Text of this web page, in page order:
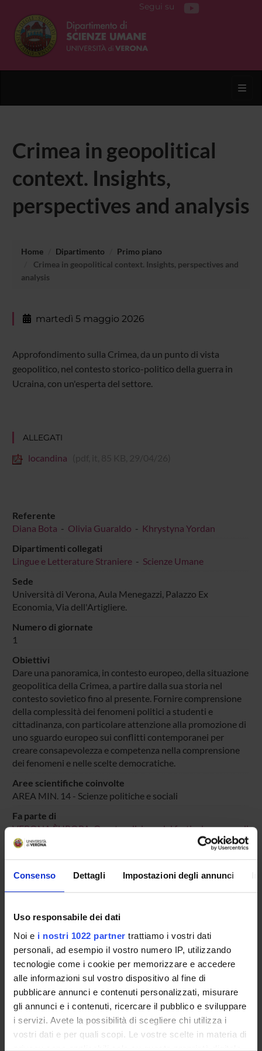
Consenso Dettagli Impostazioni degli annunci
Uso responsabile dei dati
Noi e i nostri 1022 partner trattiamo i vostri dati
personali, ad esempio il vostro numero IP, utilizzando
tecnologie come i cookie per memorizzare e accedere
alle informazioni sul vostro dispositivo al fine di
pubblicare annunci e contenuti personalizzati, misurare
gli annunci e i contenuti, ricercare il pubblico e sviluppare
i servizi. Avete la possibilità di scegliere chi utilizza i
vostri dati e per quali scopi. Le vostre scelte in materia di
privacy sono applicabili solo su questa proprietà digitale
Segui su
Crimea in geopolitical
context. Insights,
perspectives and analysis
Home Dipartimento
Primo piano
Crimea in geopolitical context. Insights, perspectives and
analysis
martedì 5 maggio 2026
Approfondimento sulla Crimea, da un punto di vista
geopolitico, nel contesto storico-politico della guerra in
Ucraina, con un'esperta del settore.
ALLEGATI
locandina
Referente
Diana Bota - Olivia Guaraldo - Khrystyna Yordan
Dipartimenti collegati
Lingue e Letterature Straniere - Scienze Umane
Sede
Università di Verona, Aula Menegazzi, Palazzo Ex
Economia, Via dell'Artigliere.
Numero di giornate
1
Obiettivi
Dare una panoramica, in contesto europeo, della situazione
geopolitica della Crimea, a partire dalla sua storia nel
contesto sovietico fino al presente. Fornire comprensione
della complessità dei fenomeni politici a studenti e
cittadinanza, con particolare attenzione alla promozione di
uno sguardo europeo sui conflitti contemporanei per
creare consapevolezza e competenza nella comprensione
dei fenomeni e nelle scelte democratiche.
Aree scientifiche coinvolte
AREA MIN. 14 - Scienze politiche e sociali
Fa parte di
VERONA ÈUROPA. Quarta edizione del festival europeo di
Verona
Categoria prevalente
Organizzazione di concerti, spettacoli teatrali, rassegne
Organizzazione di concerti, spettacoli teatrali, rassegne
eventi di pubblica utilità aperti alla comunità
Sustainable Development Goals - SDGs
Questa iniziativa contribuisce al perseguimento degli
Obiettivi di Sviluppo Sostenibile dell'Agenda 2030
dell'ONU .
Maggiori informazioni suwww.univr.it/sostenibilita